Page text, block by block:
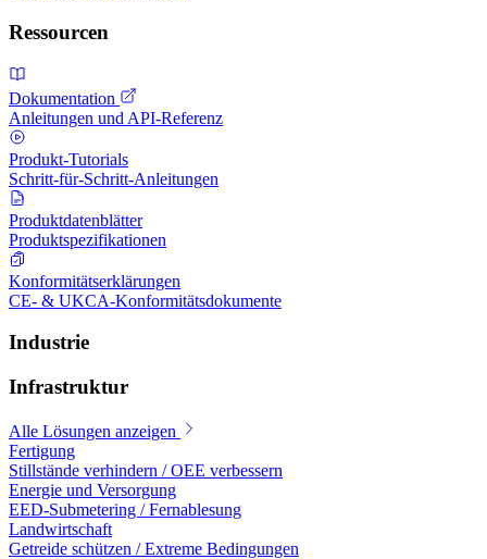
Ressourcen
Dokumentation
Anleitungen und API-Referenz
Produkt-Tutorials
Schritt-für-Schritt-Anleitungen
Produktdatenblätter
Produktspezifikationen
Konformitätserklärungen
CE- & UKCA-Konformitätsdokumente
Industrie
Infrastruktur
Alle Lösungen anzeigen
Fertigung
Stillstände verhindern / OEE verbessern
Energie und Versorgung
EED-Submetering / Fernablesung
Landwirtschaft
Getreide schützen / Extreme Bedingungen